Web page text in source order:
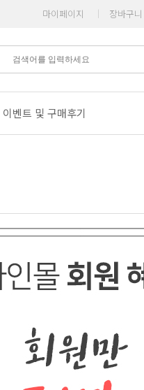
마이페이지 | 장바구니
이벤트 및 구매후기